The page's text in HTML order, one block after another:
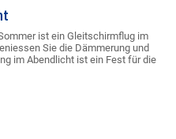
ist ein Gleitschirmflug im
Sie die Dämmerung und
im Abendlicht ist ein Fest für die